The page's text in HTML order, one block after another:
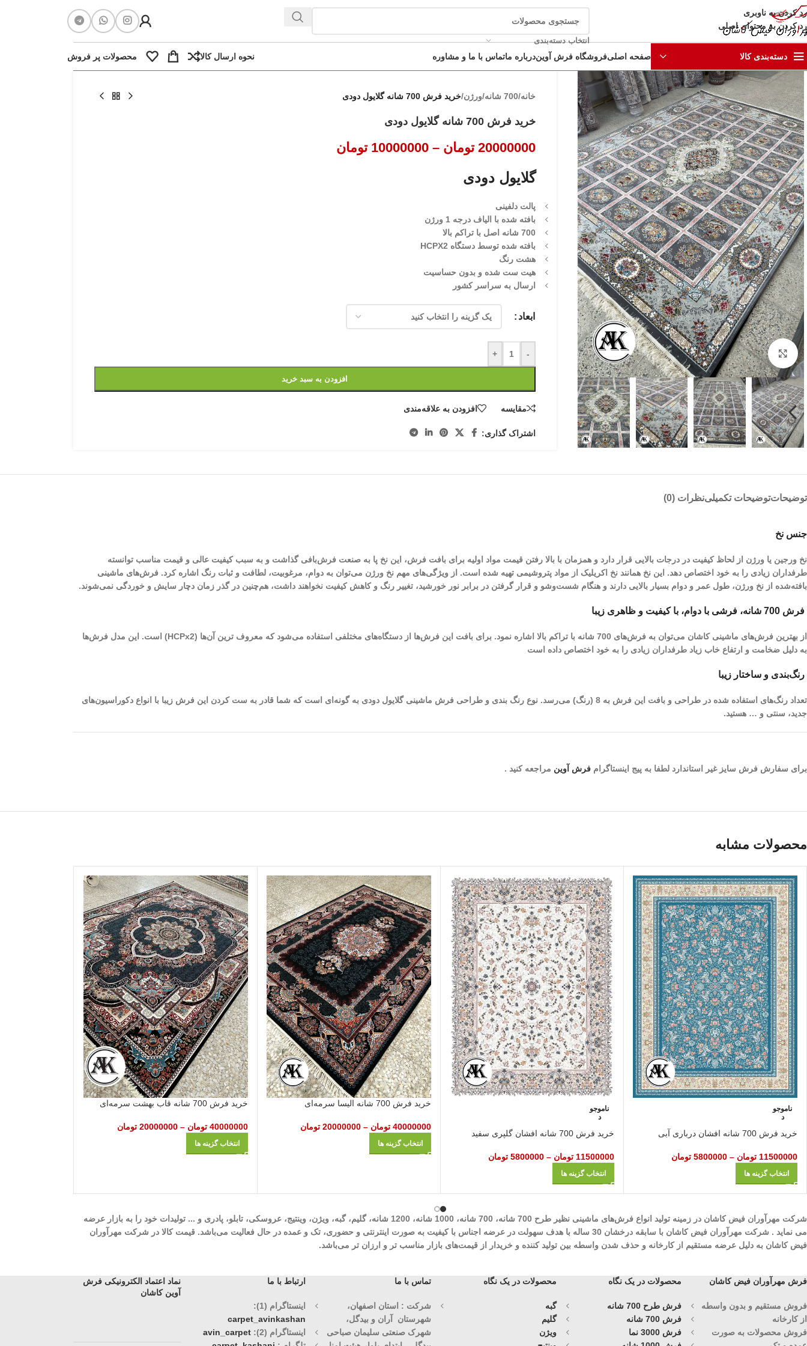
رد کردن به ناوبری
رد کردن به محتوای اصلی
انتخاب دسته‌بندی
دسته‌بندی کالا صفحه اصلیفروشگاه فرش آویندرباره ماتماس با ما و مشاوره نحوه ارسال کالا محصولات پر فروش
بزرگنمایی تصویر
خانه/700 شانه /ورژن/خرید فرش 700 شانه گلایول دودی
خرید فرش 700 شانه گلایول دودی
20000000 تومان –
10000000 تومان
گلایول دودی
پالت دلفینی
بافته شده با الیاف درجه 1 ورژن
700 شانه اصل با تراکم بالا
بافته شده توسط دستگاه HCPX2
هشت رنگ
هیت ست شده و بدون حساسیت
ارسال به سراسر کشور
ابعاد
-
+
افزودن به سبد خرید
مقایسه افزودن به علاقه‌مندی
اشتراک گذاری:
توضیحاتتوضیحات تکمیلینظرات (0)
جنس نخ
نخ ورجین یا ورژن از لحاظ کیفیت در درجات بالایی قرار دارد و همزمان با بالا رفتن قیمت مواد اولیه برای بافت فرش، این نخ پا به صنعت فرش‌بافی گذاشت و به سبب کیفیت عالی و قیمت مناسب توانسته
طرفداران زیادی را به خود اختصاص دهد. این نخ همانند نخ اکریلیک از مواد پتروشیمی تهیه شده است. از ویژگی‌های مهم نخ ورژن می‌توان به دوام، مرغوبیت، لطافت و ثبات رنگ اشاره کرد. فرش‌های ماشینی
بافته‌شده از نخ ورژن، طول عمر و دوام بسیار بالایی دارند و هنگام شست‌و‌شو و قرار گرفتن در برابر نور خورشید، تغییر رنگ و کاهش کیفیت نخواهند داشت، هم‌چنین در گذر زمان دچار سایش و خوردگی نمی‌شوند.
فرش 700 شانه، فرشی با دوام، با کیفیت و ظاهری زیبا
از بهترین فرش‌های ماشینی کاشان می‌توان به فرش‌های 700 شانه با تراکم بالا اشاره نمود. برای بافت این فرش‌ها از دستگاه‌های مختلفی استفاده می‌شود که معروف ترین آن‌ها (HCPx2) است. این مدل فرش‌ها
به دلیل ضخامت و ارتفاع خاب زیاد طرفداران زیادی را به خود اختصاص داده است
رنگ‌بندی و ساختار زیبا
تعداد رنگ‌های استفاده شده در طراحی و بافت این فرش به 8 (رنگ) می‌رسد. نوع رنگ بندی و طراحی فرش ماشینی گلایول دودی به گونه‌ای است که شما قادر به ست کردن این فرش زیبا با انواع دکوراسیون‌های
جدید، سنتی و … هستید.
برای سفارش فرش سایز غیر استاندارد لطفا به پیج اینستاگرام فرش آوین مراجعه کنید .
محصولات مشابه
ناموجو
د
خرید فرش 700 شانه افشان درباری آبی
11500000 تومان –
5800000 تومان
انتخاب گزینه ها
ناموجو
د
خرید فرش 700 شانه افشان گلپری سفید
11500000 تومان –
5800000 تومان
انتخاب گزینه ها
خرید فرش 700 شانه الیسا سرمه‌ای
40000000 تومان –
20000000 تومان
انتخاب گزینه ها
خرید فرش 700 شانه قاب بهشت سرمه‌ای
40000000 تومان –
20000000 تومان
انتخاب گزینه ها
شرکت مهرآوران فیض کاشان در زمینه تولید انواع فرش‌های ماشینی نظیر طرح 700 شانه، 700 شانه، 1000 شانه، 1200 شانه، گلیم، گبه، ویژن، وینتیج، عروسکی، تابلو، پادری و ... تولیدات خود را به بازار عرضه
می نماید . شرکت مهرآوران فیض کاشان با سابقه درخشان 30 ساله با هدف سهولت در عرضه اجناس با کیفیت به صورت اینترنتی و حضوری، تک و عمده در حال فعالیت می‌باشد. قیمت کالا در شرکت مهرآوران
فیض کاشان به دلیل عرضه مستقیم از کارخانه و حذف شدن واسطه بین تولید کننده و خریدار از قیمت‌های بازار مناسب تر و ارزان تر می‌باشد.
فرش مهرآوران فیض کاشان
فروش مستقیم و بدون واسطه
از کارخانه
فروش محصولات به صورت
محصولات در یک نگاه
فرش طرح 700 شانه
فرش 700 شانه
فرش 3000 نما
محصولات در یک نگاه
گبه
گلیم
ویژن
تماس با ما
شرکت : استان اصفهان،
شهرستان آران و بیدگل،
شهرک صنعتی سلیمان صباحی
ارتباط با ما
اینستاگرام (1):
carpet_avinkashan
اینستاگرام (2):
avin_carpet
نماد اعتماد الکترونیکی فرش
آوین کاشان